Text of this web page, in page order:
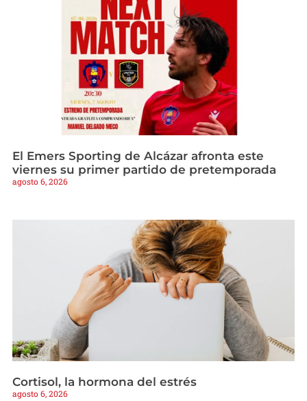
El Emers Sporting de Alcázar afronta este
viernes su primer partido de pretemporada
agosto 6, 2026
Cortisol, la hormona del estrés
agosto 6, 2026